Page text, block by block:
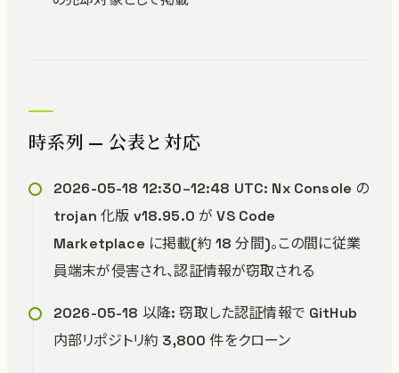
時系列 — 公表と対応
2026-05-18 12:30–12:48 UTC: Nx Console の
trojan 化版 v18.95.0 が VS Code
Marketplace に掲載(約 18 分間)。この間に従業
員端末が侵害され、認証情報が窃取される
2026-05-18 以降: 窃取した認証情報で GitHub
内部リポジトリ約 3,800 件をクローン